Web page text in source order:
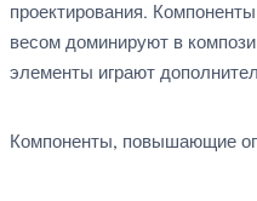
проектирования.
весом доминируют в
элементы играют
Компоненты, повышающие